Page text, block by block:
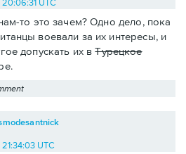
20:06:31 UTC
то это зачем? Одно дело, пока
воевали за их интересы, и
допускать их вТурецкое
UTC